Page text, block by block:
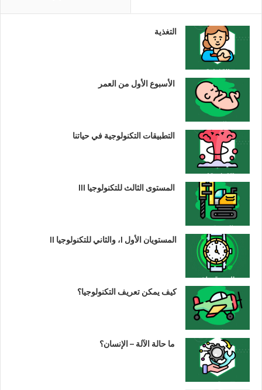
التغذية
الأسبوع الأول من العمر
التطبيقات التكنولوجية في حياتنا
المستوى الثالث للتكنولوجيا III
المستويان الأول I، والثاني للتكنولوجيا II
كيف يمكن تعريف التكنولوجيا؟
ما حالة الآلة – الإنسان؟